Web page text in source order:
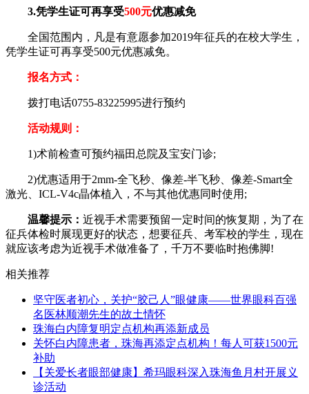
3.凭学生证可再享受500元优惠减免
全国范围内，凡是有意愿参加2019年征兵的在校大学生，
凭学生证可再享受500元优惠减免。
报名方式：
拨打电话0755-83225995进行预约
活动规则：
1)术前检查可预约福田总院及宝安门诊;
2)优惠适用于2mm-全飞秒、像差-半飞秒、像差-Smart全
激光、ICL-V4c晶体植入，不与其他优惠同时使用;
温馨提示： 近视手术需要预留一定时间的恢复期，为了在
征兵体检时展现更好的状态，想要征兵、考军校的学生，现在
就应该考虑为近视手术做准备了，千万不要临时抱佛脚!
相关推荐
坚守医者初心，关护“胶己人”眼健康——世界眼科百强
名医林顺潮先生的故土情怀
珠海白内障复明定点机构再添新成员
关怀白内障患者，珠海再添定点机构！每人可获1500元
补助
【关爱长者眼部健康】希玛眼科深入珠海鱼月村开展义
诊活动